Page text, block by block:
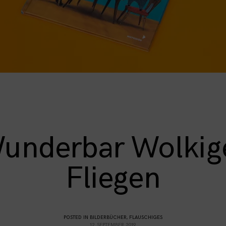
Fliegen
POSTED IN BILDERBÜCHER, FLAUSCHIGES